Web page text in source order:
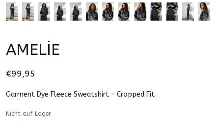
AMELİE
€99,95
Garment Dye Fleece Sweatshirt – Cropped Fit
Nicht auf Lager